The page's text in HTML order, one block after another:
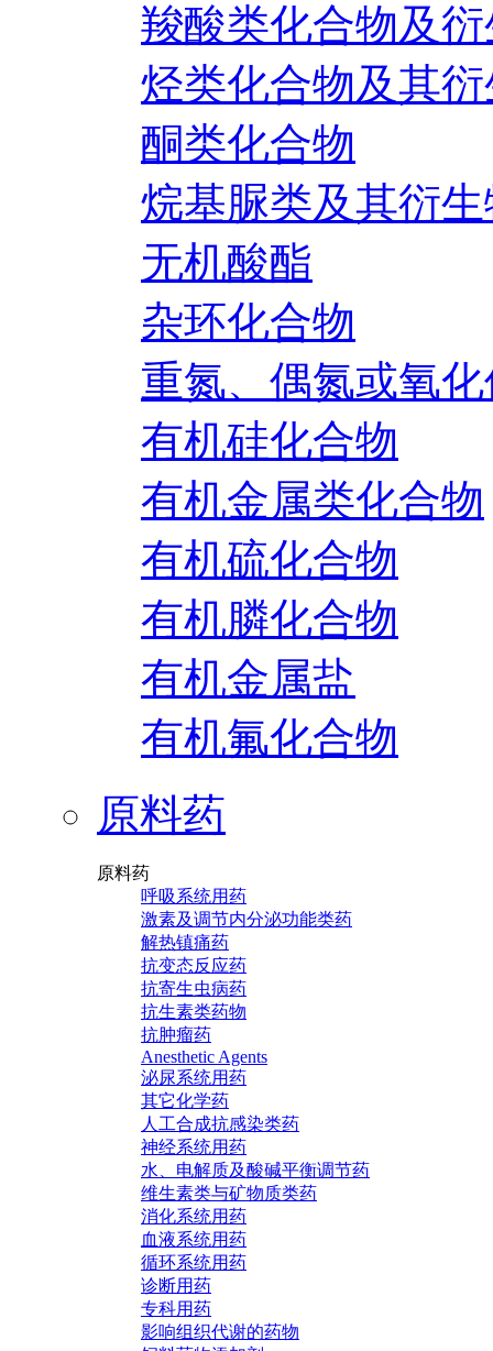
羧酸类化合物及
烃类化合物及其
酮类化合物
烷基脲类及其衍
无机酸酯
杂环化合物
重氮、偶氮或氧
有机硅化合物
有机金属类化合物
有机硫化合物
有机膦化合物
有机金属盐
有机氟化合物
原料药
原料药
呼吸系统用药
激素及调节内分泌功能类药
解热镇痛药
抗变态反应药
抗寄生虫病药
抗生素类药物
抗肿瘤药
Anesthetic Agents
泌尿系统用药
其它化学药
人工合成抗感染类药
神经系统用药
水、电解质及酸碱平衡调节药
维生素类与矿物质类药
消化系统用药
血液系统用药
循环系统用药
诊断用药
专科用药
影响组织代谢的药物